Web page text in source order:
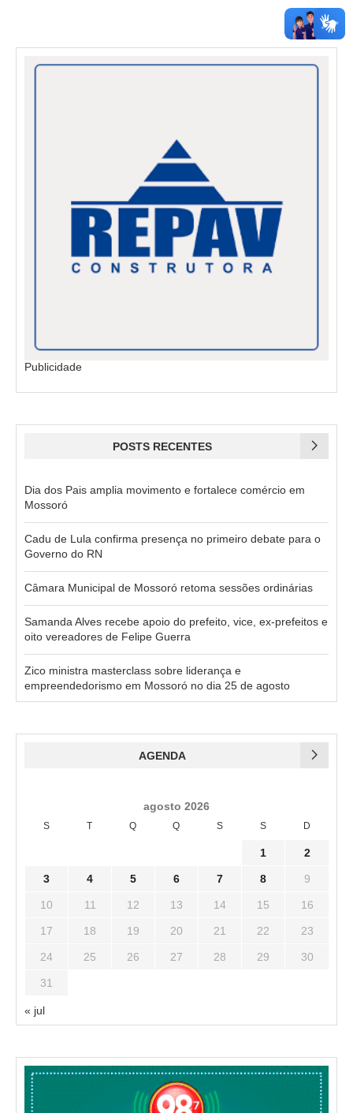
Publicidade
POSTS RECENTES
Dia dos Pais amplia movimento e fortalece comércio em
Mossoró
Cadu de Lula confirma presença no primeiro debate para o
Governo do RN
Câmara Municipal de Mossoró retoma sessões ordinárias
Samanda Alves recebe apoio do prefeito, vice, ex-prefeitos e
oito vereadores de Felipe Guerra
Zico ministra masterclass sobre liderança e
empreendedorismo em Mossoró no dia 25 de agosto
AGENDA
agosto 2026
S T Q Q S S D
1 2
3 4 5 6 7 8 9
10 11 12 13 14 15 16
17 18 19 20 21 22 23
24 25 26 27 28 29 30
31
« jul